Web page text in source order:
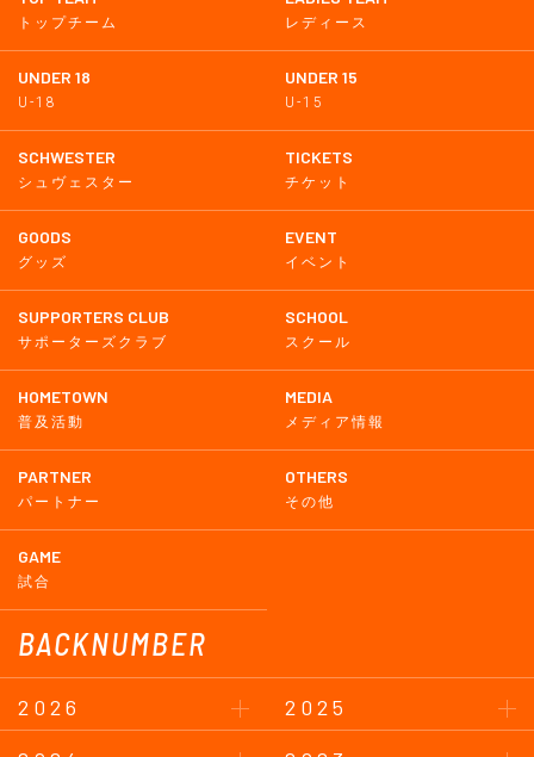
トップチーム レディース
UNDER 18
U-18
UNDER 15
U-15
SCHWESTER
シュヴェスター
TICKETS
チケット
GOODS
グッズ
EVENT
イベント
SUPPORTERS CLUB
サポーターズクラブ
SCHOOL
スクール
HOMETOWN
普及活動
MEDIA
メディア情報
PARTNER
パートナー
OTHERS
その他
GAME
試合
BACKNUMBER
2026
2025